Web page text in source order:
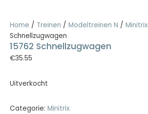
Home / Treinen / Modeltreinen N / Minitrix
Schnellzugwagen
15762 Schnellzugwagen
€35.55
Uitverkocht
Categorie: Minitrix